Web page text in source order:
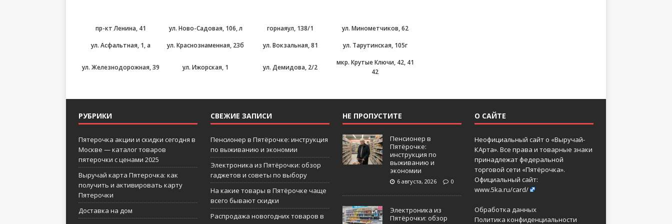
пр-кт Ленина, 41 ул. Ново-Садовая, 106, л горнаяул, 138/1
ул. Минометчиков, 62
ул. Асфальтная, 1, а
ул. Краснознаменная, 23б ул. Вокзальная, 81 ул. Тарутинская, 105г
ул. Железнодорожная, 39 ул. Ижорская, 1 ул. Демидова, 2/2
мкр. Крутые Ключи, 42, 41
42
РУБРИКИ
Пятерочка акции и скидки сегодня в
Москве — каталог товаров
пятерочки с ценами 2025
Выручай карта Пятерочка: как
получить и активировать карту
Пятерочки
Доставка на дом
СВЕЖИЕ ЗАПИСИ
Пенсионер в Пятёрочке: инструкция
по выживанию и экономии
Электроника из Пятёрочки: обзор
гаджетов и советы по выбору
На какие товары в Пятёрочке чаще
всего бывают скидки
Распродажа новогодних товаров в
НЕ ПРОПУСТИТЕ
Пенсионер в
Пятёрочке:
инструкция по
выживанию и
экономии
6 августа, 2026 0
Электроника из
Пятёрочки: обзор
О САЙТЕ
Неофициальный сайт о «Выручай-
КАрта». Все права и товарные знаки
принадлежат федеральной
торговой сети «Пятёрочка».
Официальный сайт:
www.5ka.ru/card/
Обработка данных
Политика конфиденциальности